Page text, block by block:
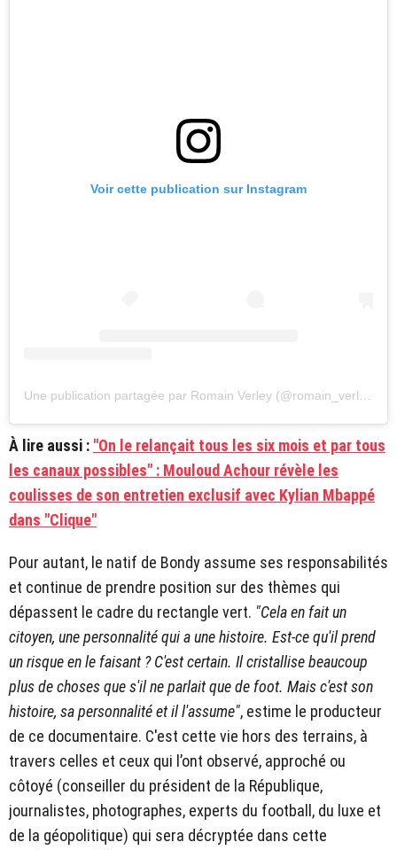
Voir cette publication sur Instagram
Une publication partagée par Romain Verley (@romain_verley_photos)
À lire aussi : "On le relançait tous les six mois et par tous
les canaux possibles" : Mouloud Achour révèle les
coulisses de son entretien exclusif avec Kylian Mbappé
dans "Clique"
Pour autant, le natif de Bondy assume ses responsabilités
et continue de prendre position sur des thèmes qui
dépassent le cadre du rectangle vert. "Cela en fait un
citoyen, une personnalité qui a une histoire. Est-ce qu'il prend
un risque en le faisant ? C'est certain. Il cristallise beaucoup
plus de choses que s'il ne parlait que de foot. Mais c'est son
histoire, sa personnalité et il l'assume", estime le producteur
de ce documentaire. C'est cette vie hors des terrains, à
travers celles et ceux qui l’ont observé, approché ou
côtoyé (conseiller du président de la République,
journalistes, photographes, experts du football, du luxe et
de la géopolitique) qui sera décryptée dans cette